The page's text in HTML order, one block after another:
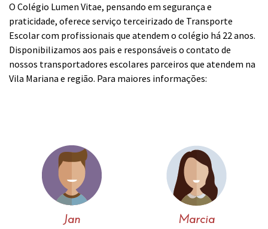
O Colégio Lumen Vitae, pensando em segurança e
praticidade, oferece serviço terceirizado de Transporte
Escolar com profissionais que atendem o colégio há 22 anos.
Disponibilizamos aos pais e responsáveis o contato de
nossos transportadores escolares parceiros que atendem na
Vila Mariana e região. Para maiores informações:
Jan Marcia